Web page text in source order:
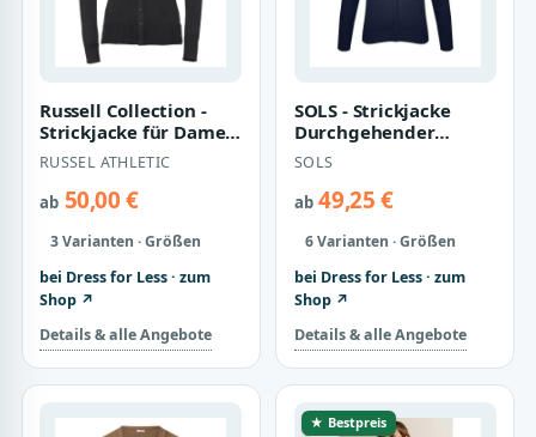
Russell Collection -
Strickjacke für Damen
(Schwarz)
RUSSEL ATHLETIC
ab50,00 €
3 Varianten · Größen
bei Dress for Less · zum
Shop ↗
Details & alle Angebote
SOLS - Strickjacke
Durchgehender
Reißverschluss für
Damen ()
SOLS
ab49,25 €
6 Varianten · Größen
bei Dress for Less · zum
Shop ↗
Details & alle Angebote
★ Bestpreis